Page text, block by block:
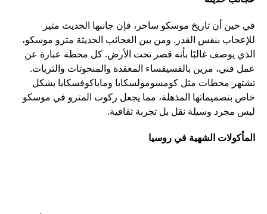
في حين أن تاريخ موسكو ساحر، فإن جانبها الحديث مثير
للإعجاب بنفس القدر. ومن بين العجائب الحديثة مترو موسكو،
الذي يوصف غالبًا بأنه قصر تحت الأرض. كل محطة عبارة عن
عمل فني، مزين بالفسيفساء المعقدة والمنحوتات والثريات.
تشتهر محطات مثل كومسومولسكايا وماياكوفسكايا بشكل
خاص بتصميماتها المذهلة، مما يجعل ركوب المترو في موسكو
ليس مجرد وسيلة نقل بل تجربة ثقافية.
المأكولات الشهية في روسيا